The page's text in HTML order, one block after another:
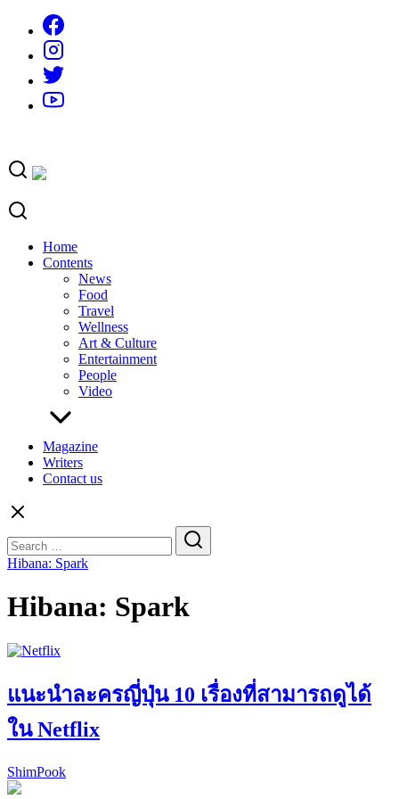
content
Home
Contents
News
Food
Travel
Wellness
Art & Culture
Entertainment
People
Video
Magazine
Writers
Contact us
for:
Hibana: Spark
Hibana: Spark
แนะนำละครญี่ปุ่น 10 เรื่องที่สามารถดูได้
ใน Netflix
ShimPook